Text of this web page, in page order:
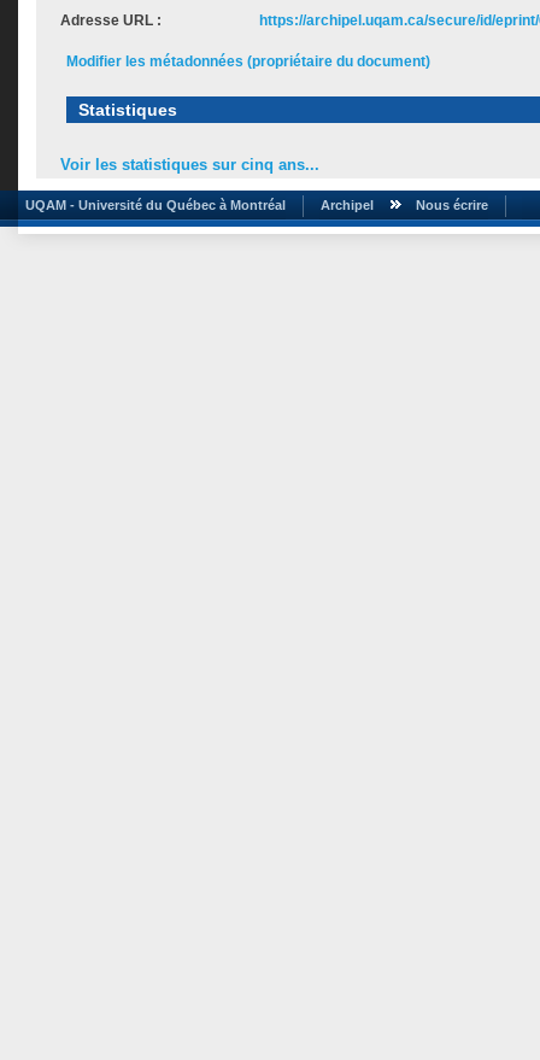
Adresse URL :
https://archipel.uqam.ca/secure/id/
Modifier les métadonnées (propriétaire du document)
Statistiques
Voir les statistiques sur cinq ans...
UQAM - Université du Québec à Montréal Archipel Nous écrire